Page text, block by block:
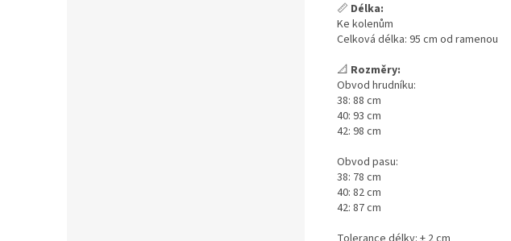
📏 Délka:
Ke kolenům
Celková délka: 95 cm od ramenou
📐 Rozměry:
Obvod hrudníku:
38: 88 cm
40: 93 cm
42: 98 cm
Obvod pasu:
38: 78 cm
40: 82 cm
42: 87 cm